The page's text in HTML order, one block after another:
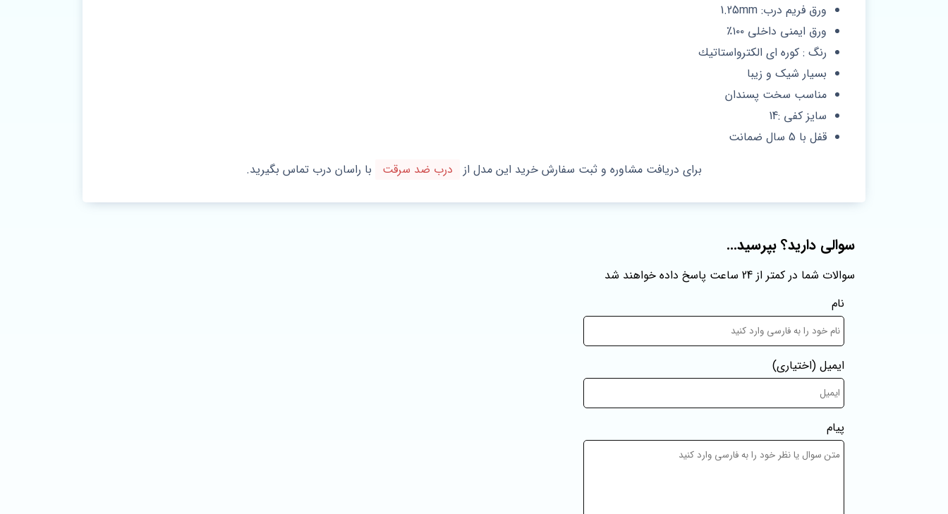
ورق فريم درب: 1.25mm
ورق ايمنى داخلى ١٠٠٪‏
رنگ : كوره اى الكترواستاتيك
بسیار شیک و زیبا
مناسب سخت پسندان
سایز کفی :14
قفل با 5 سال ضمانت
برای دریافت مشاوره و ثبت سفارش خرید این مدل از
درب ضد سرقت با راسان درب تماس بگیرید.
سوالی دارید؟ بپرسید...
سوالات شما در کمتر از 24 ساعت پاسخ داده خواهند شد
نام
ایمیل (اختیاری)
پیام